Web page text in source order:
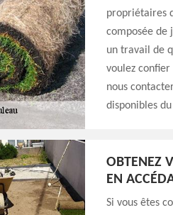
propriétaires
composée de
un travail de
voulez confier
nous
disponibles
OBTENEZ
EN
Si vous êtes